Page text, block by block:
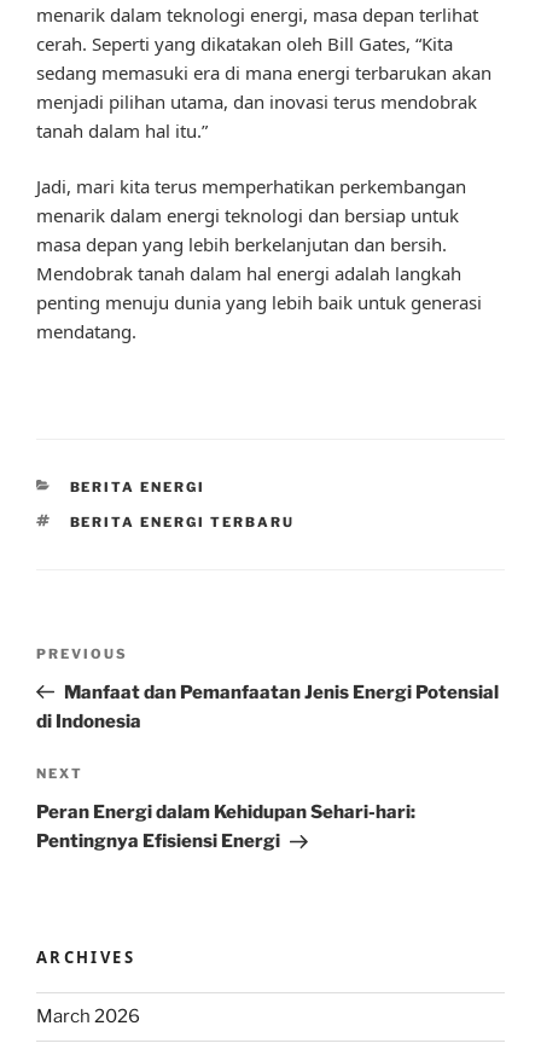
menarik dalam teknologi energi, masa depan terlihat
cerah. Seperti yang dikatakan oleh Bill Gates, “Kita
sedang memasuki era di mana energi terbarukan akan
menjadi pilihan utama, dan inovasi terus mendobrak
tanah dalam hal itu.”
Jadi, mari kita terus memperhatikan perkembangan
menarik dalam energi teknologi dan bersiap untuk
masa depan yang lebih berkelanjutan dan bersih.
Mendobrak tanah dalam hal energi adalah langkah
penting menuju dunia yang lebih baik untuk generasi
mendatang.
CATEGORIES
BERITA ENERGI
TAGS
BERITA ENERGI TERBARU
Previous
Post
PREVIOUS
Manfaat dan Pemanfaatan Jenis Energi Potensial
di Indonesia
Next
Post
NEXT
Peran Energi dalam Kehidupan Sehari-hari:
Pentingnya Efisiensi Energi
ARCHIVES
March 2026